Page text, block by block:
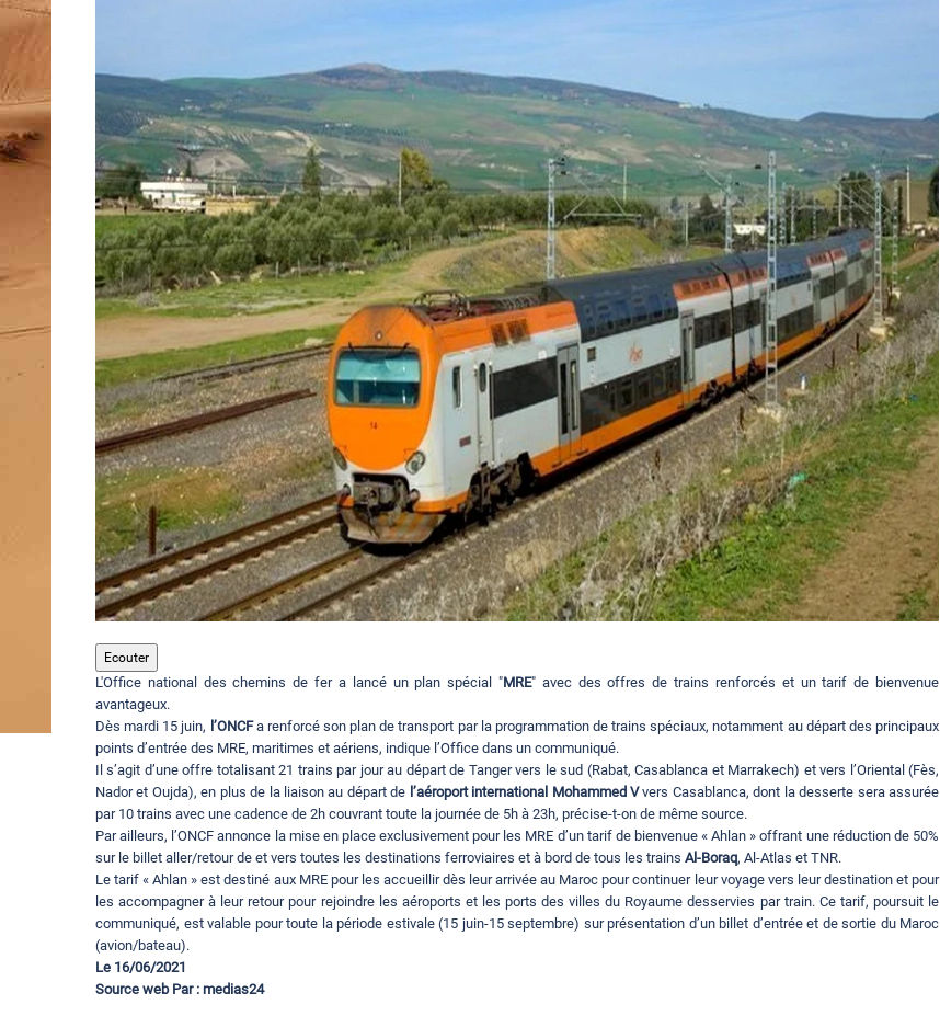
Ecouter
L'Office national des chemins de fer a lancé un plan spécial "MRE" avec des offres de trains renforcés et un tarif de bienvenue
avantageux.
Dès mardi 15 juin, l’ONCFa renforcé son plan de transport par la programmation de trains spéciaux, notamment au départ des principaux
points d’entrée des MRE, maritimes et aériens, indique l’Office dans un communiqué.
Il s’agit d’une offre totalisant 21 trains par jour au départ de Tanger vers le sud (Rabat, Casablanca et Marrakech) et vers l’Oriental (Fès,
Nador et Oujda), en plus de la liaison au départ de l’aéroport international Mohammed Vvers Casablanca, dont la desserte sera assurée
par 10 trains avec une cadence de 2h couvrant toute la journée de 5h à 23h, précise-t-on de même source.
Par ailleurs, l’ONCF annonce la mise en place exclusivement pour les MRE d’un tarif de bienvenue « Ahlan » offrant une réduction de 50%
sur le billet aller/retour de et vers toutes les destinations ferroviaires et à bord de tous les trains Al-Boraq, Al-Atlas et TNR.
Le tarif « Ahlan » est destiné aux MRE pour les accueillir dès leur arrivée au Maroc pour continuer leur voyage vers leur destination et pour
les accompagner à leur retour pour rejoindre les aéroports et les ports des villes du Royaume desservies par train. Ce tarif, poursuit le
communiqué, est valable pour toute la période estivale (15 juin-15 septembre) sur présentation d’un billet d’entrée et de sortie du Maroc
(avion/bateau).
Le 16/06/2021
Source web Par : medias24